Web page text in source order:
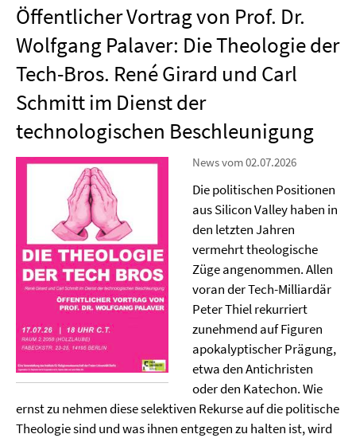
Öffentlicher Vortrag von Prof. Dr.
Wolfgang Palaver: Die Theologie der
Tech-Bros. René Girard und Carl
Schmitt im Dienst der
technologischen Beschleunigung
News vom 02.07.2026
Die politischen Positionen
aus Silicon Valley haben in
den letzten Jahren
vermehrt theologische
Züge angenommen. Allen
voran der Tech-Milliardär
Peter Thiel rekurriert
zunehmend auf Figuren
apokalyptischer Prägung,
etwa den Antichristen
oder den Katechon. Wie
ernst zu nehmen diese selektiven Rekurse auf die politische
Theologie sind und was ihnen entgegen zu halten ist, wird